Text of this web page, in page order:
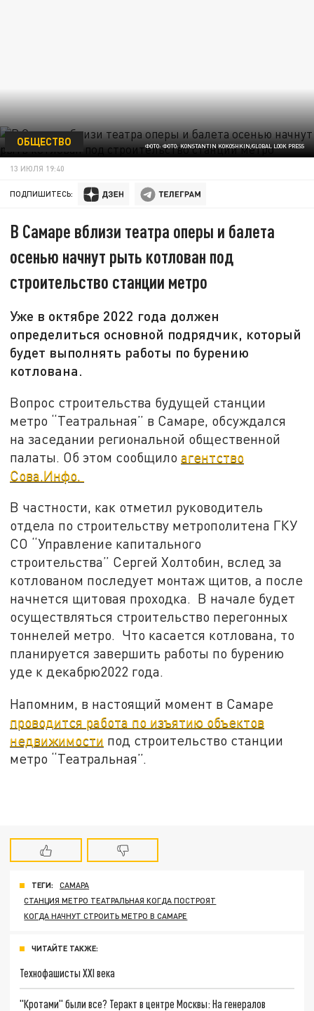
ФОТО: ФОТО: KONSTANTIN KOKOSHKIN/GLOBAL LOOK PRESS
ОБЩЕСТВО
13 ИЮЛЯ 19:40
ПОДПИШИТЕСЬ:
В Самаре вблизи театра оперы и балета
осенью начнут рыть котлован под
строительство станции метро
Уже в октябре 2022 года должен
определиться основной подрядчик, который
будет выполнять работы по бурению
котлована.
Вопрос строительства будущей станции
метро “Театральная” в Самаре, обсуждался
на заседании региональной общественной
палаты. Об этом сообщилоагентство
Сова.Инфо.
В частности, как отметил руководитель
отдела по строительству метрополитена ГКУ
СО “Управление капитального
строительства” Сергей Холтобин, вслед за
котлованом последует монтаж щитов, а после
начнется щитовая проходка. В начале будет
осуществляться строительство перегонных
тоннелей метро. Что касается котлована, то
планируется завершить работы по бурению
уде к декабрю2022 года.
Напомним, в настоящий момент в Самаре
проводится работа по изъятию объектов
недвижимости под строительство станции
метро “Театральная”.
ТЕГИ:
САМАРА
СТАНЦИЯ МЕТРО ТЕАТРАЛЬНАЯ КОГДА ПОСТРОЯТ
КОГДА НАЧНУТ СТРОИТЬ МЕТРО В САМАРЕ
ЧИТАЙТЕ ТАКЖЕ:
Технофашисты XXI века
"Кротами" были все? Теракт в центре Москвы: На генералов